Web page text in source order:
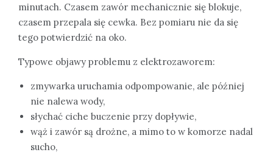
minutach. Czasem zawór mechanicznie się blokuje,
czasem przepala się cewka. Bez pomiaru nie da się
tego potwierdzić na oko.
Typowe objawy problemu z elektrozaworem:
zmywarka uruchamia odpompowanie, ale później
nie nalewa wody,
słychać ciche buczenie przy dopływie,
wąż i zawór są drożne, a mimo to w komorze nadal
sucho,